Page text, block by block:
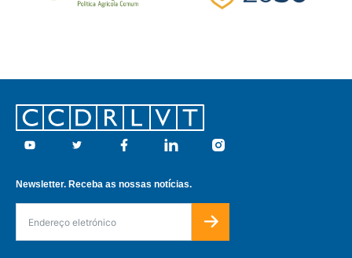
Footer
Youtube Twitter Facebook Linkedin Instagram
Newsletter. Receba as nossas notícias.